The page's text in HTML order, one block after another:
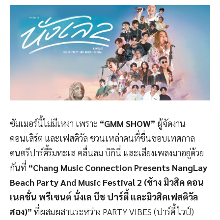
ซัมเมอร์นี้ไม่มีเหงา เพราะ “GMM SHOW” ผู้จัดงาน
คอนเสิร์ต และเฟสติวัล ชวนเหล่าคนที่ชื่นชอบเทศกาล
ดนตรีปาร์ตี้ริมทะเล คลื่นลม บิกินี่ และเสียงเพลงมาอยู่ด้วย
กันที่ “Chang Music Connection Presents NangLay
Beach Party And Music Festival 2 (ช้าง มิวสิค คอน
เนคชั่น พรีเซนต์ นั่งเล บีช ปาร์ตี้ และมิวสิคเฟสติวัล
สอง)” ที่ผสมผสานระหว่าง PARTY VIBES (ปาร์ตี้ ไวป์)